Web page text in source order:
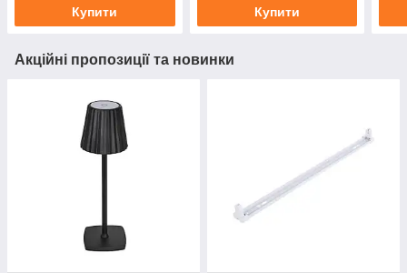
Купити Купити
Акційні пропозиції та новинки